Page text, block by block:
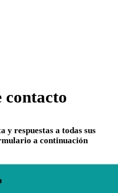
contacto
y respuestas a todas sus
a continuación